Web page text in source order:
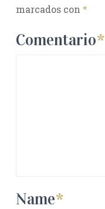
marcados con *
Comentario*
Name*